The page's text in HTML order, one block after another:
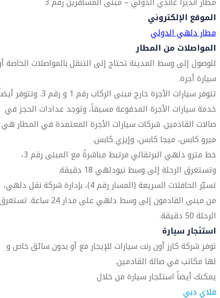
الموقع الإلكتروني
مطار دلهي الدولي
المواصلات من المطار
للوصول إلى وسط المدينة تحتاج إلى التنقل بالمواصلات الخاصة
سيارة أجرة.
تتوفر سيارات الأجرة خارج مبنى الركاب رقم 1 و رقم 3.
خدمة سيارات الأجرة المدفوعة مسبقاً، وتوجد عدادات الحجز في
صالات القادمين. شركات سيارات الأجرة المعتمدة في المطار هي
ميرو كابس، ميجا كابس، وإيزي كابس.
خط مترو دلهي البرتقالي مرتبط مباشرةً مع المبنى رقم 3،
وتستغرق الرحلة إلى وسط نيودلهي 18 دقيقة.
تسيّر الحافلات السريعة (المسار رقم 4)، بإدارة شركة نقل دلهي،
من مبنى القادمون إلى وسط دلهي على مدار 24 ساعة.
الرحلة 50 دقيقة.
استئجار سيارة
توفر شركة كارز أون رنت سيارات للإيجار مع أو بدون سائق خاص و
لها مكاتب في صالة القادمين.
يمكنك أيضاً استئجار سيارة من خلال
فلاي دبي